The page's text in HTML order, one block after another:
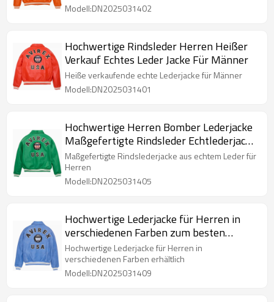
Modell:DN2025031402
Hochwertige Rindsleder Herren Heißer
Verkauf Echtes Leder Jacke Für Männer
Heiße verkaufende echte Lederjacke für Männer
Modell:DN2025031401
Hochwertige Herren Bomber Lederjacke
Maßgefertigte Rindsleder Echtlederjacke
für Männer
Maßgefertigte Rindslederjacke aus echtem Leder für
Herren
Modell:DN2025031405
Hochwertige Lederjacke für Herren in
verschiedenen Farben zum besten
Verkaufspreis erhältlich. Lederjacke
Hochwertige Lederjacke für Herren in
verschiedenen Farben erhältlich
Modell:DN2025031409